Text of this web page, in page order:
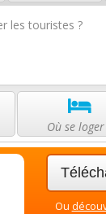
les touristes ?
Où se
Ou